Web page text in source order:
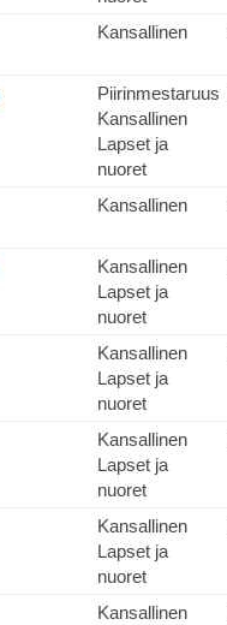
Kansallinen
Piirinmestaruus
Kansallinen
Lapset ja
nuoret
Kansallinen
Kansallinen
Lapset ja
nuoret
Kansallinen
Lapset ja
nuoret
Kansallinen
Lapset ja
nuoret
Kansallinen
Lapset ja
nuoret
Kansallinen